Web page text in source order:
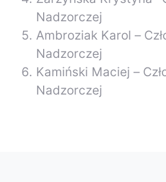
Nadzorczej
Ambroziak Karol –
Nadzorczej
Kamiński Maciej –
Nadzorczej